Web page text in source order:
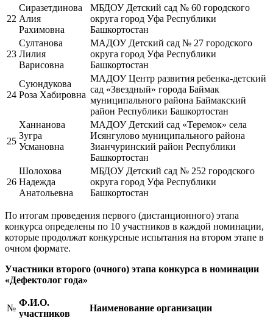
22
Сиразетдинова
Алия
Рахимовна
МБДОУ Детский сад № 60 городского
округа город Уфа Республики
Башкортостан
23
Султанова
Лилия
Варисовна
МАДОУ Детский сад № 27 городского
округа город Уфа Республики
Башкортостан
24
Суюндукова
Роза Хабировна
МАДОУ Центр развития ребенка-детский
сад «Звездный» города Баймак
муниципального района Баймакский
район Республики Башкортостан
25
Ханнанова
Зугра
Усмановна
МАДОУ Детский сад «Теремок» села
Исянгулово муниципального района
Зианчуринский район Республики
Башкортостан
26
Шолохова
Надежда
Анатольевна
МБДОУ Детский сад № 252 городского
округа город Уфа Республики
Башкортостан
По итогам проведения первого (дистанционного) этапа
конкурса определены по 10 участников в каждой номинации,
которые продолжат конкурсные испытания на втором этапе в
очном формате.
Участники второго (очного) этапа конкурса в номинации
«Дефектолог года»
№
Ф.И.О.
участников
Наименование организации